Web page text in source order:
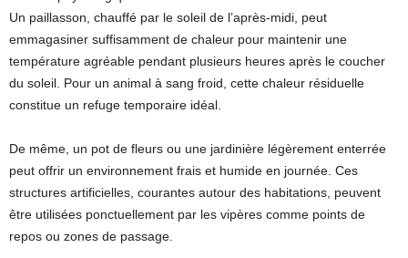
Un paillasson, chauffé par le soleil de l’après-midi, peut
emmagasiner suffisamment de chaleur pour maintenir une
température agréable pendant plusieurs heures après le coucher
du soleil. Pour un animal à sang froid, cette chaleur résiduelle
constitue un refuge temporaire idéal.
De même, un pot de fleurs ou une jardinière légèrement enterrée
peut offrir un environnement frais et humide en journée. Ces
structures artificielles, courantes autour des habitations, peuvent
être utilisées ponctuellement par les vipères comme points de
repos ou zones de passage.